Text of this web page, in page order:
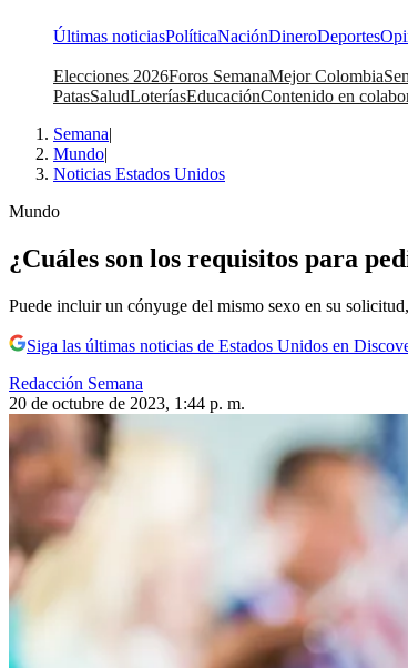
Últimas noticiasPolíticaNaciónDineroDeportes
Elecciones 2026Foros SemanaMejor Colombia
PatasSaludLoteríasEducaciónContenido en
Semana|
Mundo|
Noticias Estados Unidos
Mundo
¿Cuáles son los requisitos para
Puede incluir un cónyuge del mismo sexo en su
Siga las últimas noticias de Estados Unidos en
Redacción Semana
20 de octubre de 2023, 1:44 p. m.